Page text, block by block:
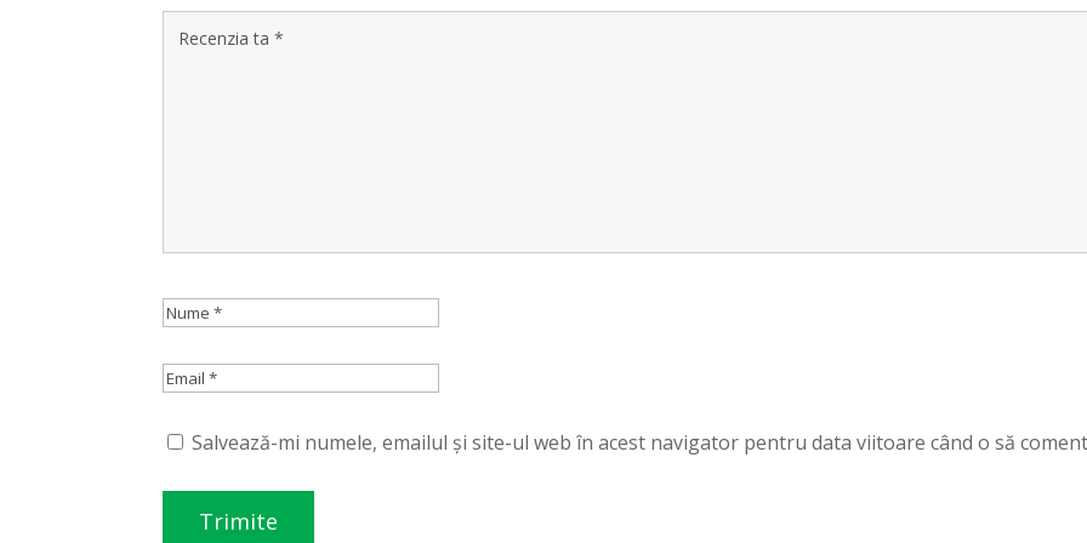
Salvează-mi numele, emailul și site-ul web în acest navigator pentru data viitoare când o să